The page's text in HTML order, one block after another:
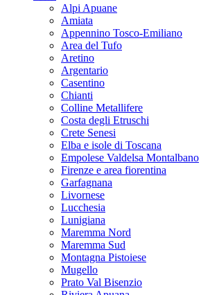
Alpi Apuane
Amiata
Appennino Tosco-Emiliano
Area del Tufo
Aretino
Argentario
Casentino
Chianti
Colline Metallifere
Costa degli Etruschi
Crete Senesi
Elba e isole di Toscana
Empolese Valdelsa Montalbano
Firenze e area fiorentina
Garfagnana
Livornese
Lucchesia
Lunigiana
Maremma Nord
Maremma Sud
Montagna Pistoiese
Mugello
Prato Val Bisenzio